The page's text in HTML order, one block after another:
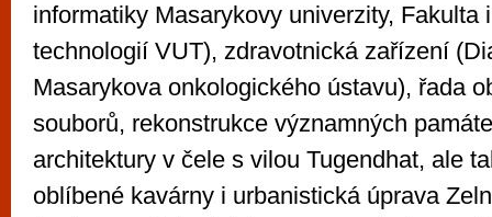
informatiky Masarykovy univerzity, Fakulta
technologií VUT), zdravotnická zařízení
Masarykova onkologického ústavu), řada
souborů, rekonstrukce významných
architektury v čele s vilou Tugendhat, ale
oblíbené kavárny i urbanistická úprava